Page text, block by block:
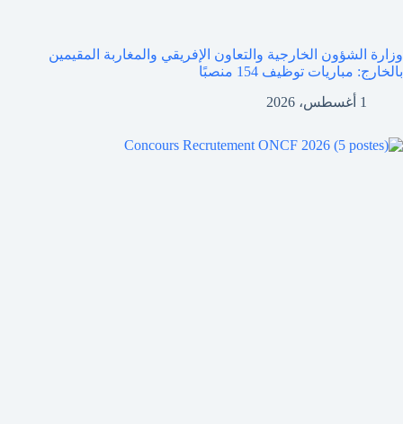
وزارة الشؤون الخارجية والتعاون الإفريقي والمغاربة المقيمين
بالخارج: مباريات توظيف 154 منصبًا
1 أغسطس، 2026